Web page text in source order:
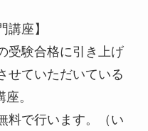
講座】
受験合格に引き上げ
せていただいている
。
料で行います。（い